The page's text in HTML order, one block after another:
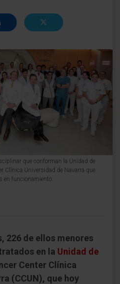
que conforman la Unidad de
Clínica Universidad de Navarra que
en funcionamiento.
226 de ellos menores
en la Unidad de
Center Clínica
(CCUN), que hoy